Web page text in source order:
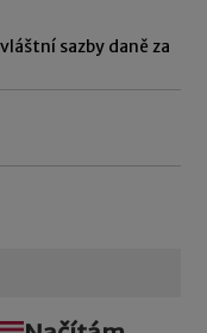
sazby daně za